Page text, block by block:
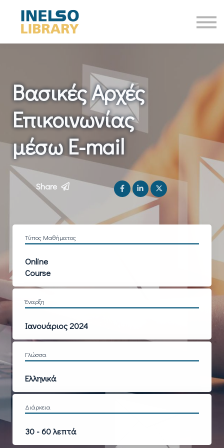
Βασικές Αρχές
Επικοινωνίας
μέσω E-mail
Share
Τύπος Μαθήματος
Online
Course
Έναρξη
Ιανουάριος 2024
Γλώσσα
Ελληνικά
Διάρκεια
30 - 60 λεπτά